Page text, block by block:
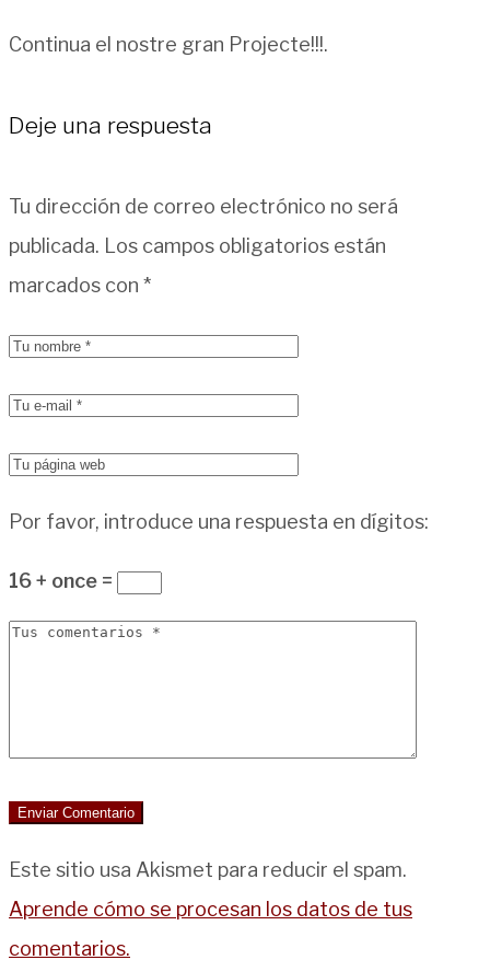
Continua el nostre gran Projecte!!!.
Deje una respuesta
Tu dirección de correo electrónico no será
publicada. Los campos obligatorios están
marcados con *
Por favor, introduce una respuesta en dígitos:
16 + once =
Este sitio usa Akismet para reducir el spam.
Aprende cómo se procesan los datos de tus
comentarios.